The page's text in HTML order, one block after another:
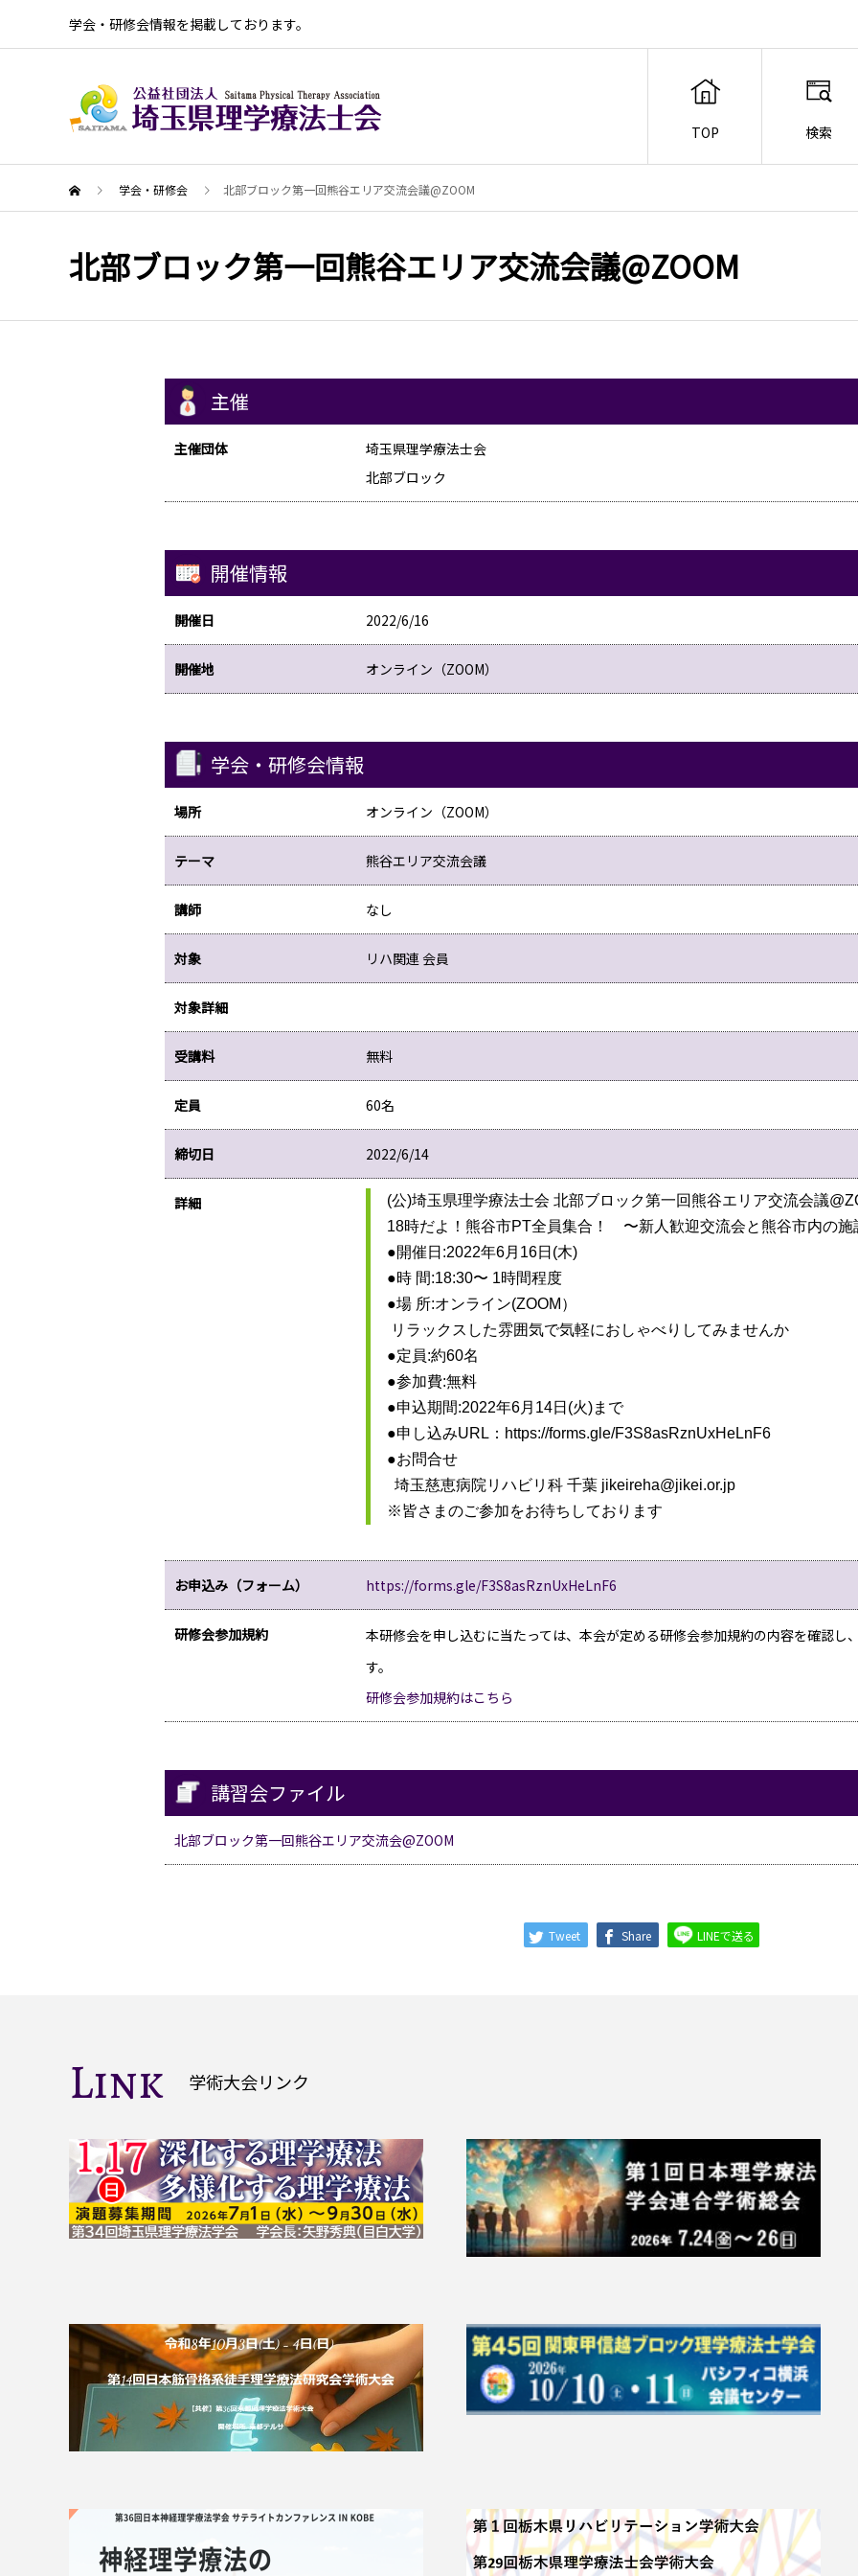
学会・研修会情報を掲載しております。
TOP 検索
学会・研修会 北部ブロック第一回熊谷エリア交流会議@ZOOM
北部ブロック第一回熊谷エリア交流会議@ZOOM
主催
主催団体
埼玉県理学療法士会
北部ブロック
開催情報
開催日 2022/6/16
開催地 オンライン（ZOOM）
学会・研修会情報
場所 オンライン（ZOOM）
テーマ 熊谷エリア交流会議
講師 なし
対象 リハ関連 会員
対象詳細
受講料 無料
定員 60名
締切日 2022/6/14
詳細
18時だよ！熊谷市PT全員集合！　〜新人歓迎交流会と熊谷市内の施
●開催日:2022年6月16日(木)
●時 間:18:30〜 1時間程度
●場 所:オンライン(ZOOM）
リラックスした雰囲気で気軽におしゃべりしてみませんか
●定員:約60名
●参加費:無料
●申し込みURL：https://forms.gle/F3S8asRznUxHeLnF6
●お問合せ
  埼玉慈恵病院リハビリ科 千葉 jikeireha@jikei.or.jp
※皆さまのご参加をお待ちしております
お申込み（フォーム） https://forms.gle/F3S8asRznUxHeLnF6
研修会参加規約
本研修会を申し込むに当たっては、本会が定める研修会参加規約の内容を確認し
す。
研修会参加規約はこちら
講習会ファイル
北部ブロック第一回熊谷エリア交流会@ZOOM
Tweet Share LINEで送る
Link 学術大会リンク